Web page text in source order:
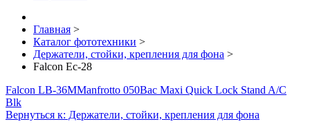
Главная >
Каталог фототехники >
Держатели, стойки, крепления для фона >
Falcon Ec-28
Falcon LB-36MManfrotto 050Bac Maxi Quick Lock Stand A/C
Blk
Вернуться к: Держатели, стойки, крепления для фона